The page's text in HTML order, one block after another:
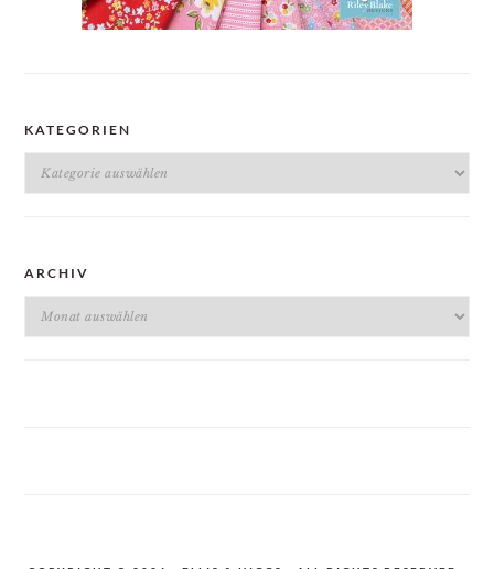
KATEGORIEN
Kategorien
ARCHIV
Archiv